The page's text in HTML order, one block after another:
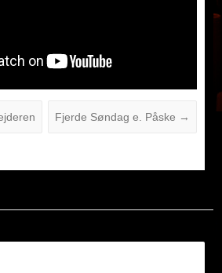
Fjerde Søndag e. Påske →